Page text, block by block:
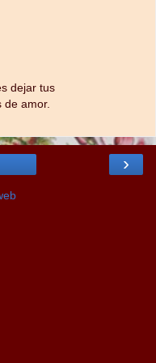
dejar tus
de amor.
›